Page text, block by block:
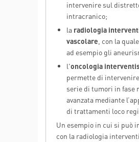
intervenire sul
intracranico;
la radiologia
vascolare , con la
ad esempio gli
l'oncologia
permette di
serie di tumori in fase
avanzata mediante
di trattamenti loco
Un esempio in cui si può
con la radiologia